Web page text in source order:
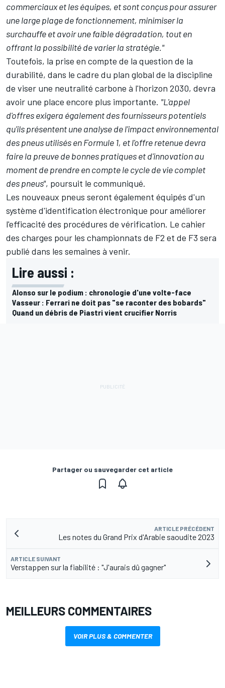
commerciaux et les équipes, et sont conçus pour assurer
une large plage de fonctionnement, minimiser la
surchauffe et avoir une faible dégradation, tout en
offrant la possibilité de varier la stratégie."
Toutefois, la prise en compte de la question de la
durabilité, dans le cadre du plan global de la discipline
de viser une neutralité carbone à l'horizon 2030, devra
avoir une place encore plus importante. "L'appel
d'offres exigera également des fournisseurs potentiels
qu'ils présentent une analyse de l'impact environnemental
des pneus utilisés en Formule 1, et l'offre retenue devra
faire la preuve de bonnes pratiques et d'innovation au
moment de prendre en compte le cycle de vie complet
des pneus", poursuit le communiqué.
Les nouveaux pneus seront également équipés d'un
système d'identification électronique pour améliorer
l'efficacité des procédures de vérification. Le cahier
des charges pour les championnats de F2 et de F3 sera
publié dans les semaines à venir.
Lire aussi :
Alonso sur le podium : chronologie d'une volte-face
Vasseur : Ferrari ne doit pas "se raconter des bobards"
Quand un débris de Piastri vient crucifier Norris
Partager ou sauvegarder cet article
ARTICLE PRÉCÉDENT
Les notes du Grand Prix d'Arabie saoudite 2023
ARTICLE SUIVANT
Verstappen sur la fiabilité : "J'aurais dû gagner"
MEILLEURS COMMENTAIRES
VOIR PLUS & COMMENTER